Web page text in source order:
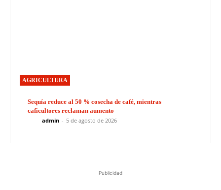
AGRICULTURA
Sequía reduce al 50 % cosecha de café, mientras
caficultores reclaman aumento
admin - 5 de agosto de 2026
Publicidad